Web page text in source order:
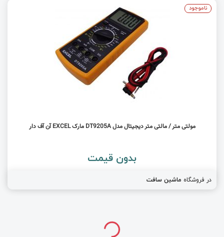
مولتی متر / مالتی متر دیجیتال مدل DT9205A مارک EXCEL آن آف دار
بدون قیمت
در فروشگاه ماشین سافت
ناموجود